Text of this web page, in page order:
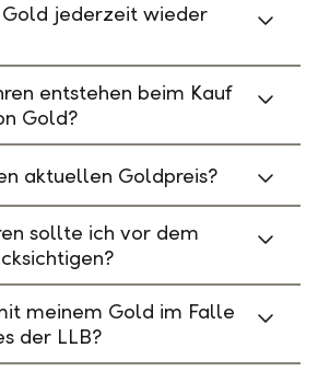
Gold jederzeit wieder
entstehen beim Kauf
Gold?
aktuellen Goldpreis?
sollte ich vor dem
meinem Gold im Falle
der LLB?